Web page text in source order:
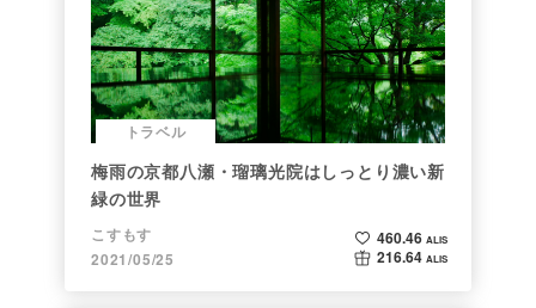
トラベル
梅雨の京都八瀬・瑠璃光院はしっとり濃い新
緑の世界
こすもす
2021/05/25
460.46 ALIS
216.64 ALIS